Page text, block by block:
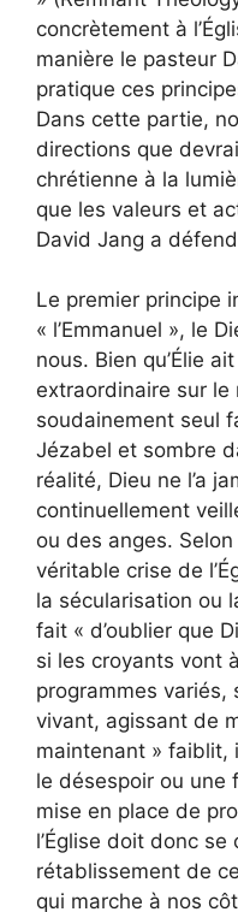
concrètement à
manière le pasteur
pratique ces
Dans cette partie,
directions que
chrétienne à la
que les valeurs et
David Jang a
Le premier principe
« l’Emmanuel », le
nous. Bien qu’Élie
extraordinaire sur le
soudainement seul
Jézabel et sombre
réalité, Dieu ne l’a
continuellement
ou des anges.
véritable crise de
la sécularisation ou
fait « d’oublier que
si les croyants vont
programmes variés,
vivant, agissant de
maintenant » faiblit,
le désespoir ou une
mise en place de
l’Église doit donc
rétablissement de
qui marche à nos